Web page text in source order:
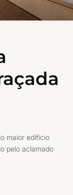
maior edifício
pelo aclamado